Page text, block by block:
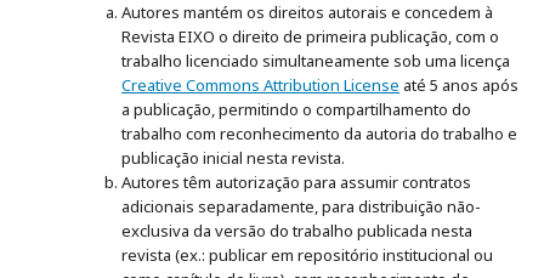
Autores mantém os direitos autorais e concedem à
Revista EIXO o direito de primeira publicação, com o
trabalho licenciado simultaneamente sob uma licença
Creative Commons Attribution License até 5 anos após
a publicação, permitindo o compartilhamento do
trabalho com reconhecimento da autoria do trabalho e
publicação inicial nesta revista.
Autores têm autorização para assumir contratos
adicionais separadamente, para distribuição não-
exclusiva da versão do trabalho publicada nesta
revista (ex.: publicar em repositório institucional ou